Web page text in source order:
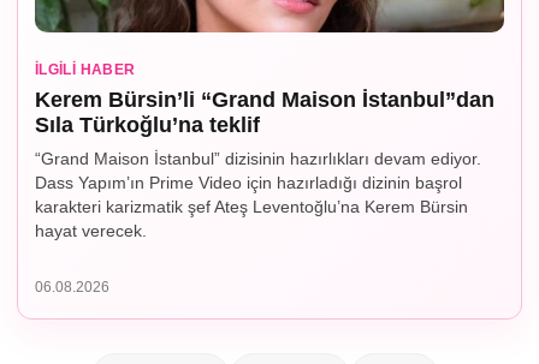
İLGILI HABER
Kerem Bürsin’li “Grand Maison İstanbul”dan
Sıla Türkoğlu’na teklif
“Grand Maison İstanbul” dizisinin hazırlıkları devam ediyor.
Dass Yapım’ın Prime Video için hazırladığı dizinin başrol
karakteri karizmatik şef Ateş Leventoğlu’na Kerem Bürsin
hayat verecek.
06.08.2026